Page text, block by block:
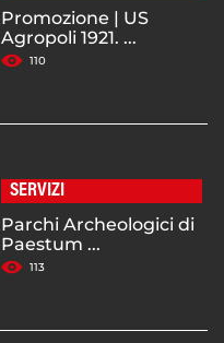
Promozione | US
Agropoli 1921. ...
110
SERVIZI
Parchi Archeologici di
Paestum ...
113